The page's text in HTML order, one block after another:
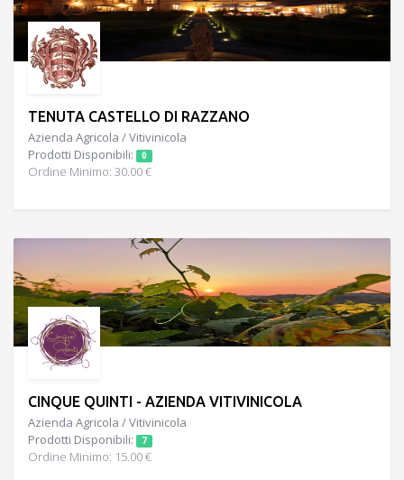
TENUTA CASTELLO DI RAZZANO
Azienda Agricola / Vitivinicola
Prodotti Disponibili:
0
Ordine Minimo: 30.00 €
CINQUE QUINTI - AZIENDA VITIVINICOLA
Azienda Agricola / Vitivinicola
Prodotti Disponibili:
7
Ordine Minimo: 15.00 €